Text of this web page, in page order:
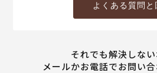
よくある質問と
それでも解決しない
メールかお電話でお問い合